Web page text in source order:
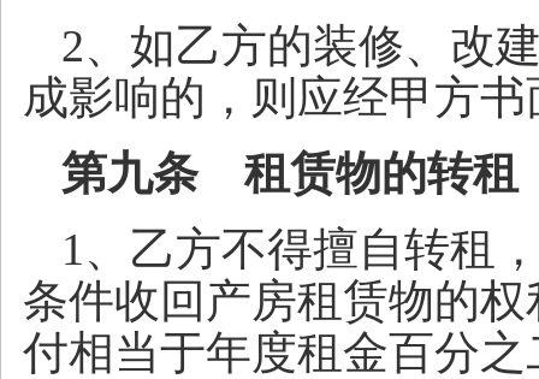
2、如乙方的装修、改
成影响的，则应经甲方
第九条 租赁物的转租
1、乙方不得擅自转租
条件收回产房租赁物的
付相当于年度租金百分